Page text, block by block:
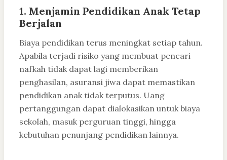
1. Menjamin Pendidikan Anak Tetap
Berjalan
Biaya pendidikan terus meningkat setiap tahun.
Apabila terjadi risiko yang membuat pencari
nafkah tidak dapat lagi memberikan
penghasilan, asuransi jiwa dapat memastikan
pendidikan anak tidak terputus. Uang
pertanggungan dapat dialokasikan untuk biaya
sekolah, masuk perguruan tinggi, hingga
kebutuhan penunjang pendidikan lainnya.